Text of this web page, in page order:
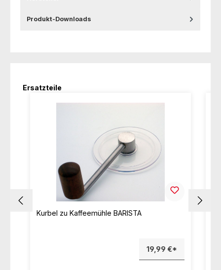
Produkt-Downloads
Produktgalerie überspringen
Ersatzteile
Kurbel zu Kaffeemühle BARISTA
19,99 €*